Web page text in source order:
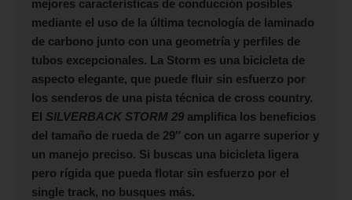
mejores características de conducción posibles
mediante el uso de la última tecnología de laminado
de carbono junto con una geometría y perfiles de
tubos excepcionales. La Storm es una bicicleta de
aspecto elegante, que puede fluir sin esfuerzo por
los senderos de una pista técnica de cross country.
El SILVERBACK STORM 29 amplifica los beneficios
del tamaño de rueda de 29″ con un agarre superior y
un manejo preciso. Si buscas una bicicleta ligera
pero rígida que pueda flotar sin esfuerzo por el
single track, no busques más.